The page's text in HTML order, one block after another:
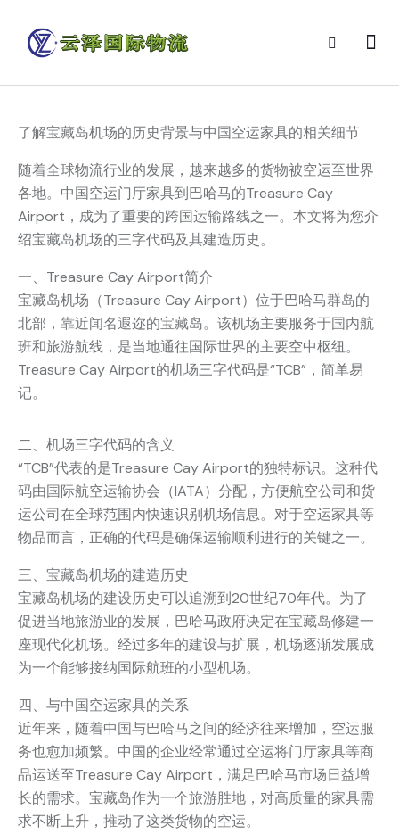
了解宝藏岛机场的历史背景与中国空运家具的相关细节
随着全球物流行业的发展，越来越多的货物被空运至世界
各地。中国空运门厅家具到巴哈马的Treasure Cay
Airport，成为了重要的跨国运输路线之一。本文将为您介
绍宝藏岛机场的三字代码及其建造历史。
一、Treasure Cay Airport简介
宝藏岛机场（Treasure Cay Airport）位于巴哈马群岛的
北部，靠近闻名遐迩的宝藏岛。该机场主要服务于国内航
班和旅游航线，是当地通往国际世界的主要空中枢纽。
Treasure Cay Airport的机场三字代码是“TCB”，简单易
记。
二、机场三字代码的含义
“TCB”代表的是Treasure Cay Airport的独特标识。这种代
码由国际航空运输协会（IATA）分配，方便航空公司和货
运公司在全球范围内快速识别机场信息。对于空运家具等
物品而言，正确的代码是确保运输顺利进行的关键之一。
三、宝藏岛机场的建造历史
宝藏岛机场的建设历史可以追溯到20世纪70年代。为了
促进当地旅游业的发展，巴哈马政府决定在宝藏岛修建一
座现代化机场。经过多年的建设与扩展，机场逐渐发展成
为一个能够接纳国际航班的小型机场。
四、与中国空运家具的关系
近年来，随着中国与巴哈马之间的经济往来增加，空运服
务也愈加频繁。中国的企业经常通过空运将门厅家具等商
品运送至Treasure Cay Airport，满足巴哈马市场日益增
长的需求。宝藏岛作为一个旅游胜地，对高质量的家具需
求不断上升，推动了这类货物的空运。